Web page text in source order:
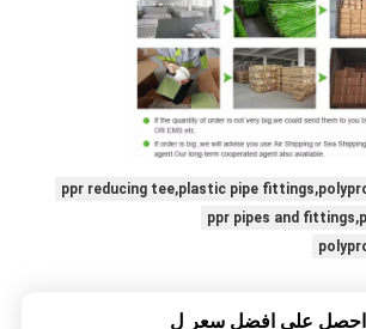
ppr reducing tee,plastic pipe
ppr pipes and
احصل على افضل سعر ل